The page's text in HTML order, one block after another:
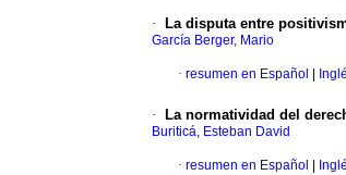
· La disputa entre
García Berger, Mario
· resumen en Español
· La normatividad del
Buriticá, Esteban David
· resumen en Español